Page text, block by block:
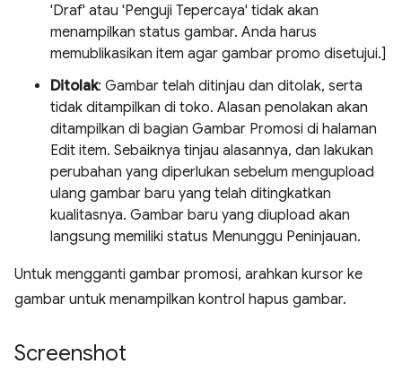
'Draf' atau 'Penguji Tepercaya' tidak akan
menampilkan status gambar. Anda harus
memublikasikan item agar gambar promo disetujui.]
Ditolak: Gambar telah ditinjau dan ditolak, serta
tidak ditampilkan di toko. Alasan penolakan akan
ditampilkan di bagian Gambar Promosi di halaman
Edit item. Sebaiknya tinjau alasannya, dan lakukan
perubahan yang diperlukan sebelum mengupload
ulang gambar baru yang telah ditingkatkan
kualitasnya. Gambar baru yang diupload akan
langsung memiliki status Menunggu Peninjauan.
Untuk mengganti gambar promosi, arahkan kursor ke
gambar untuk menampilkan kontrol hapus gambar.
Screenshot